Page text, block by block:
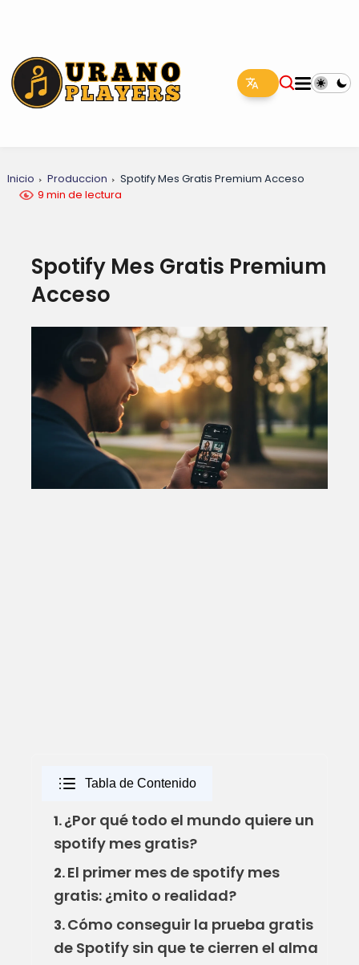
Inicio Produccion
Spotify Mes Gratis Premium Acceso
9 min de lectura
Spotify Mes Gratis Premium
Acceso
Tabla de Contenido
1.¿Por qué todo el mundo quiere un
spotify mes gratis?
2.El primer mes de spotify mes
gratis: ¿mito o realidad?
3.Cómo conseguir la prueba gratis
de Spotify sin que te cierren el alma